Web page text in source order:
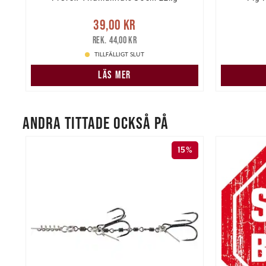
Nuvarande pris :39,00 kr
pris: 44,00 kr
39,00 kr
44,00 kr
TILLFÄLLIGT SLUT
LÄS MER
ANDRA TITTADE OCKSÅ PÅ
15%